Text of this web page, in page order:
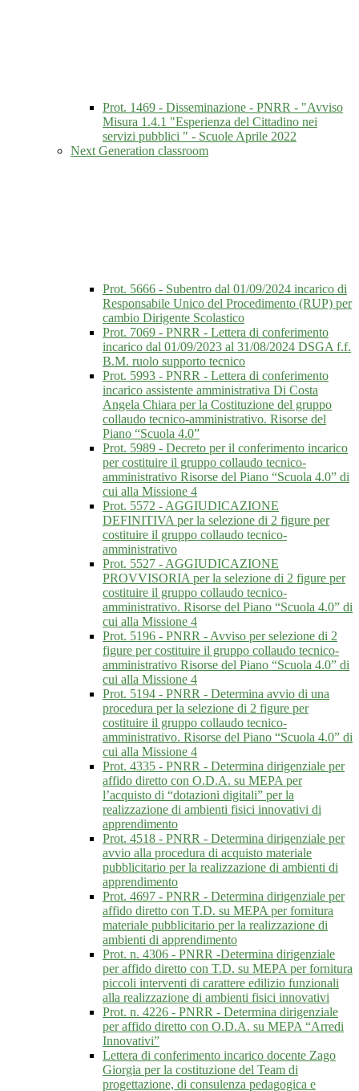
Prot. 1469 - Disseminazione - PNRR - "Avviso
Misura 1.4.1 "Esperienza del Cittadino nei
servizi pubblici " - Scuole Aprile 2022
Next Generation classroom
Prot. 5666 - Subentro dal 01/09/2024 incarico di
Responsabile Unico del Procedimento (RUP) per
cambio Dirigente Scolastico
Prot. 7069 - PNRR - Lettera di conferimento
incarico dal 01/09/2023 al 31/08/2024 DSGA f.f.
B.M. ruolo supporto tecnico
Prot. 5993 - PNRR - Lettera di conferimento
incarico assistente amministrativa Di Costa
Angela Chiara per la Costituzione del gruppo
collaudo tecnico-amministrativo. Risorse del
Piano “Scuola 4.0”
Prot. 5989 - Decreto per il conferimento incarico
per costituire il gruppo collaudo tecnico-
amministrativo Risorse del Piano “Scuola 4.0” di
cui alla Missione 4
Prot. 5572 - AGGIUDICAZIONE
DEFINITIVA per la selezione di 2 figure per
costituire il gruppo collaudo tecnico-
amministrativo
Prot. 5527 - AGGIUDICAZIONE
PROVVISORIA per la selezione di 2 figure per
costituire il gruppo collaudo tecnico-
amministrativo. Risorse del Piano “Scuola 4.0” di
cui alla Missione 4
Prot. 5196 - PNRR - Avviso per selezione di 2
figure per costituire il gruppo collaudo tecnico-
amministrativo Risorse del Piano “Scuola 4.0” di
cui alla Missione 4
Prot. 5194 - PNRR - Determina avvio di una
procedura per la selezione di 2 figure per
costituire il gruppo collaudo tecnico-
amministrativo. Risorse del Piano “Scuola 4.0” di
cui alla Missione 4
Prot. 4335 - PNRR - Determina dirigenziale per
affido diretto con O.D.A. su MEPA per
l’acquisto di “dotazioni digitali” per la
realizzazione di ambienti fisici innovativi di
apprendimento
Prot. 4518 - PNRR - Determina dirigenziale per
avvio alla procedura di acquisto materiale
pubblicitario per la realizzazione di ambienti di
apprendimento
Prot. 4697 - PNRR - Determina dirigenziale per
affido diretto con T.D. su MEPA per fornitura
materiale pubblicitario per la realizzazione di
ambienti di apprendimento
Prot. n. 4306 - PNRR -Determina dirigenziale
per affido diretto con T.D. su MEPA per fornitura
piccoli interventi di carattere edilizio funzionali
alla realizzazione di ambienti fisici innovativi
Prot. n. 4226 - PNRR - Determina dirigenziale
per affido diretto con O.D.A. su MEPA “Arredi
Innovativi”
Lettera di conferimento incarico docente Zago
Giorgia per la costituzione del Team di
progettazione, di consulenza pedagogica e